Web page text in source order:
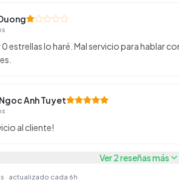
estrellas lo haré. Mal servicio para hablar
Anh Tuyet
al cliente!
Ver2reseñas más
· actualizado cada 6h